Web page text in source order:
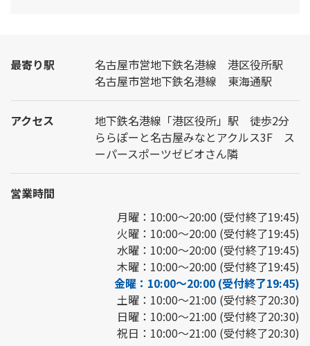
最寄り駅
名古屋市営地下鉄名港線 港区役所駅
名古屋市営地下鉄名港線 東海通駅
アクセス
地下鉄名港線「港区役所」駅 徒歩2分
ららぽーと名古屋みなとアクルス3F ス
ーパースポーツゼビオさん隣
営業時間
月曜：10:00～20:00 (受付終了19:45)
火曜：10:00～20:00 (受付終了19:45)
水曜：10:00～20:00 (受付終了19:45)
木曜：10:00～20:00 (受付終了19:45)
金曜：10:00～20:00 (受付終了19:45)
土曜：10:00～21:00 (受付終了20:30)
日曜：10:00～21:00 (受付終了20:30)
祝日：10:00～21:00 (受付終了20:30)